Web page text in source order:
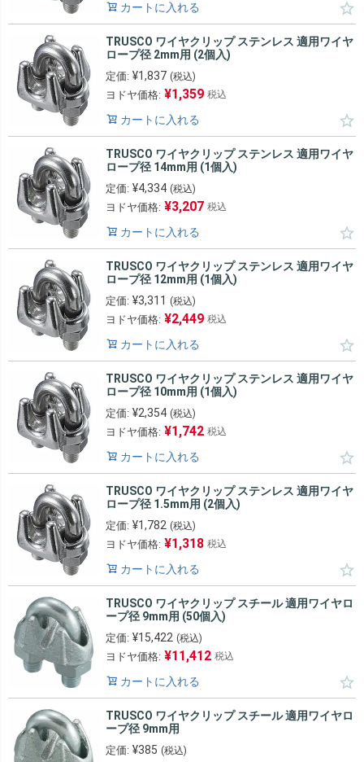
カートに入れる
TRUSCO ワイヤクリップ ステンレス 適用ワイヤ
ロープ径 2mm用 (2個入)
定価: ¥1,837 (税込)
ヨドヤ価格: ¥1,359 税込
カートに入れる
TRUSCO ワイヤクリップ ステンレス 適用ワイヤ
ロープ径 14mm用 (1個入)
定価: ¥4,334 (税込)
ヨドヤ価格: ¥3,207 税込
カートに入れる
TRUSCO ワイヤクリップ ステンレス 適用ワイヤ
ロープ径 12mm用 (1個入)
定価: ¥3,311 (税込)
ヨドヤ価格: ¥2,449 税込
カートに入れる
TRUSCO ワイヤクリップ ステンレス 適用ワイヤ
ロープ径 10mm用 (1個入)
定価: ¥2,354 (税込)
ヨドヤ価格: ¥1,742 税込
カートに入れる
TRUSCO ワイヤクリップ ステンレス 適用ワイヤ
ロープ径 1.5mm用 (2個入)
定価: ¥1,782 (税込)
ヨドヤ価格: ¥1,318 税込
カートに入れる
TRUSCO ワイヤクリップ スチール 適用ワイヤロ
ープ径 9mm用 (50個入)
定価: ¥15,422 (税込)
ヨドヤ価格: ¥11,412 税込
カートに入れる
TRUSCO ワイヤクリップ スチール 適用ワイヤロ
ープ径 9mm用
定価: ¥385 (税込)